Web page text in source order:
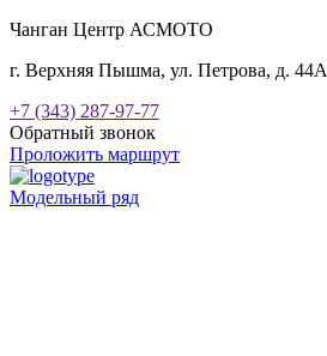
Чанган Центр АСМОТО
г. Верхняя Пышма, ул. Петрова, д. 44А
+7 (343) 287-97-77
Обратный звонок
Проложить маршрут
Модельный ряд